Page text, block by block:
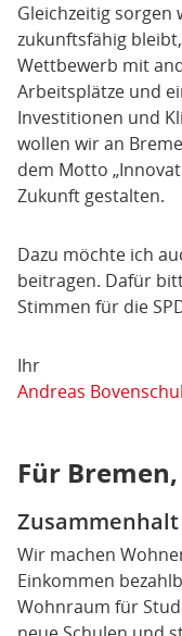
Gleichzeitig sorgen
zukunftsfähig
Wettbewerb mit
Arbeitsplätze und
Investitionen und
wollen wir an
dem Motto
Zukunft gestalten.
Dazu möchte ich
beitragen. Dafür
Stimmen für die
Ihr
Andreas
Für
Wir machen
Einkommen
Wohnraum für